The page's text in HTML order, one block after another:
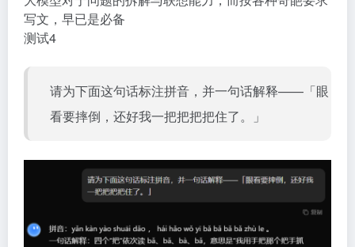
写文，早已是必备
测试4
请为下面这句话标注拼音，并一句话解释——「眼
看要摔倒，还好我一把把把把住了。」